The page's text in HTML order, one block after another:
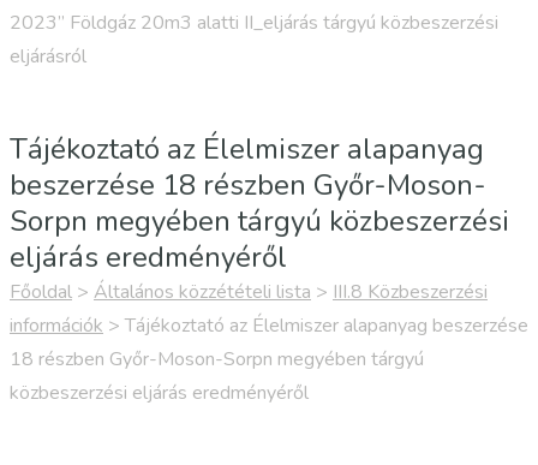
2023” Földgáz 20m3 alatti II_eljárás tárgyú közbeszerzési
eljárásról
Tájékoztató az Élelmiszer alapanyag
beszerzése 18 részben Győr-Moson-
Sorpn megyében tárgyú közbeszerzési
eljárás eredményéről
Főoldal > Általános közzétételi lista > III.8 Közbeszerzési
információk >Tájékoztató az Élelmiszer alapanyag beszerzése
18 részben Győr-Moson-Sorpn megyében tárgyú
közbeszerzési eljárás eredményéről